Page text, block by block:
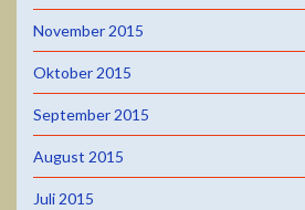
November 2015
Oktober 2015
September 2015
August 2015
Juli 2015